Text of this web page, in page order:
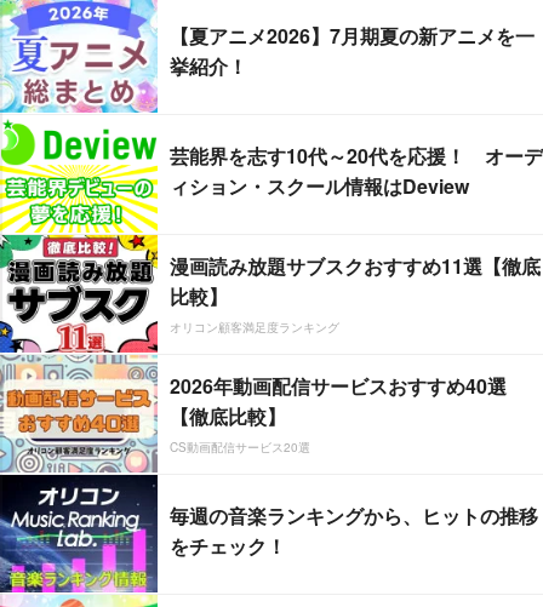
【夏アニメ2026】7月期夏の新アニメを一
挙紹介！
芸能界を志す10代～20代を応援！ オーデ
ィション・スクール情報はDeview
漫画読み放題サブスクおすすめ11選【徹底
比較】
オリコン顧客満足度ランキング
2026年動画配信サービスおすすめ40選
【徹底比較】
CS動画配信サービス20選
毎週の音楽ランキングから、ヒットの推移
をチェック！